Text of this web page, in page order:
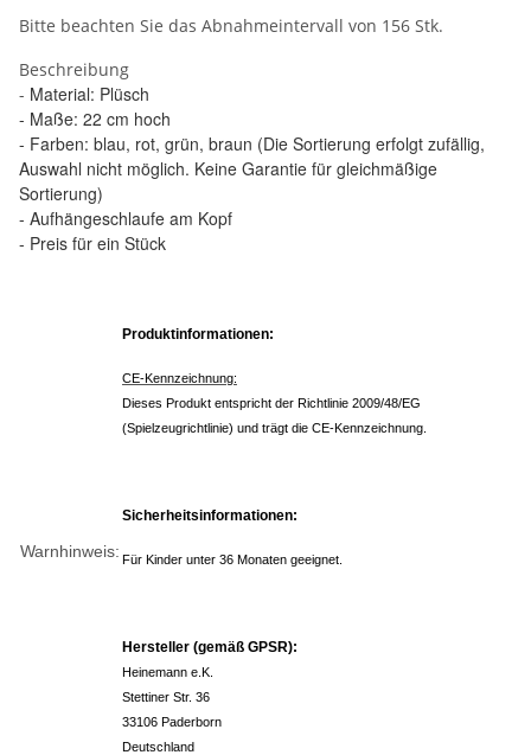
Bitte beachten Sie das Abnahmeintervall von 156 Stk.
Beschreibung
- Material: Plüsch
- Maße: 22 cm hoch
- Farben: blau, rot, grün, braun (Die Sortierung erfolgt zufällig,
Auswahl nicht möglich. Keine Garantie für gleichmäßige
Sortierung)
- Aufhängeschlaufe am Kopf
- Preis für ein Stück
Warnhinweis:
Produktinformationen:
CE-Kennzeichnung:
Dieses Produkt entspricht der Richtlinie 2009/48/EG
(Spielzeugrichtlinie) und trägt die CE-Kennzeichnung.
Sicherheitsinformationen:
Für Kinder unter 36 Monaten geeignet.
Hersteller (gemäß GPSR):
Heinemann e.K.
Stettiner Str. 36
33106 Paderborn
Deutschland